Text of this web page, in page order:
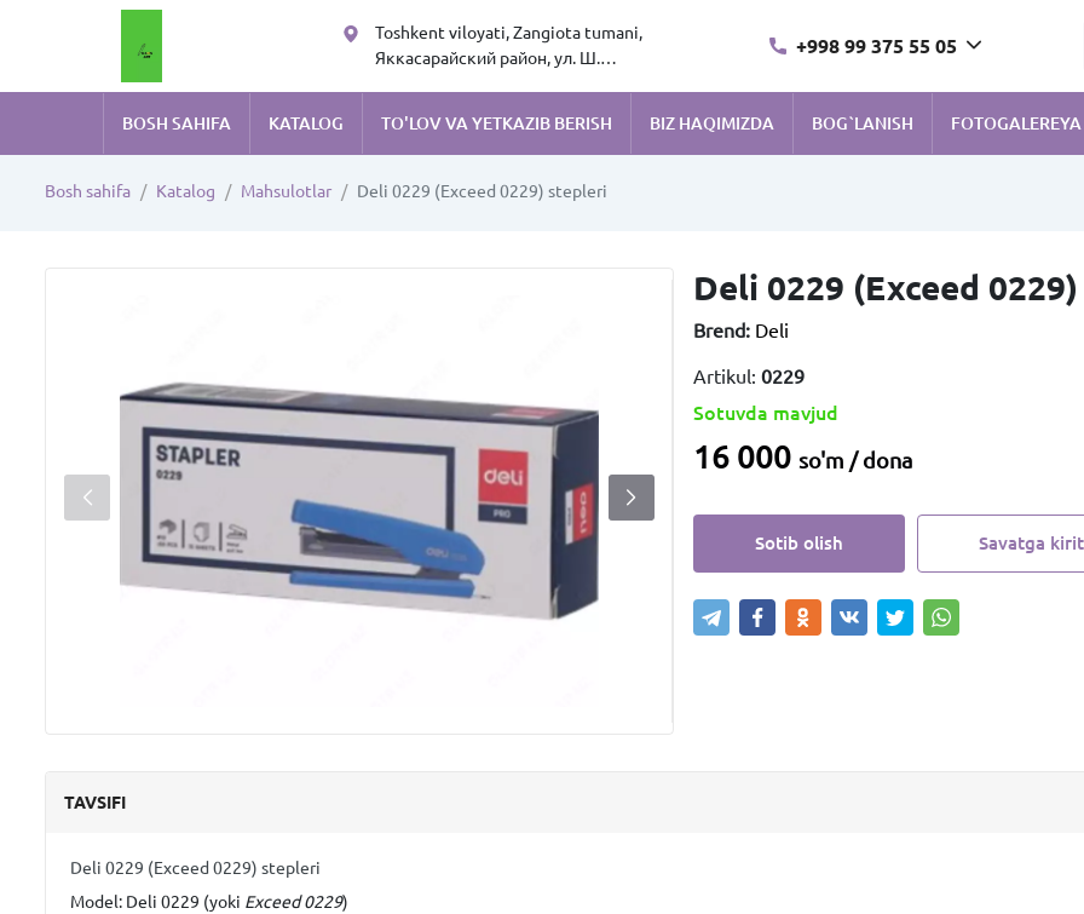
Toshkent viloyati, Zangiota tumani,
Яккасарайский район, ул. Ш.
+998 99 375 55 05
BOSH SAHIFA KATALOG TO'LOV VA YETKAZIB BERISH BIZ HAQIMIZDA BOG`LANISH FOTOGALEREYA
Bosh sahifa Katalog Mahsulotlar Deli 0229 (Exceed 0229) stepleri
Deli 0229 (Exceed
Brend: Deli
Artikul: 0229
Sotuvda mavjud
16 000 so'm / dona
Sotib olish Savatga
TAVSIFI
Deli 0229 (Exceed 0229) stepleri
Model: Deli 0229 (yoki Exceed 0229)